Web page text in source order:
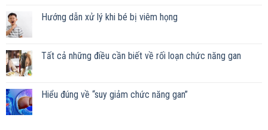
Hướng dẫn xử lý khi bé bị viêm họng
Tất cả những điều cần biết về rối loạn chức năng gan
Hiểu đúng về “suy giảm chức năng gan”